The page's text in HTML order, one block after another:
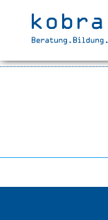
Home 9 Package 9
PAB-